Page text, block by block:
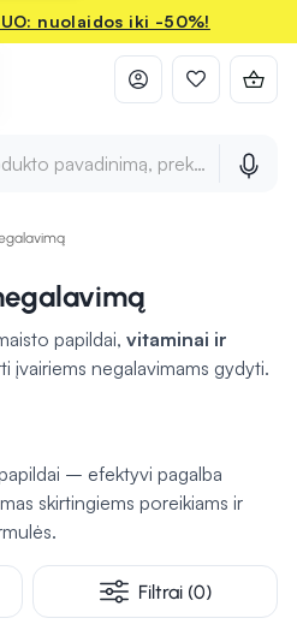
nuolaidos iki -50%!
pavadinimą, prekės ženklą ir
papildai, vitaminai ir
įvairiems negalavimams gydyti.
normalią širdies
Šios priemonės gali
gerinti.
– efektyvi pagalba
skirtingiems poreikiams ir
Filtrai (0)